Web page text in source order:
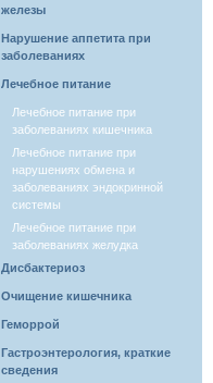
железы
Нарушение аппетита при
заболеваниях
Лечебное питание
Лечебное питание при
заболеваниях кишечника
Лечебное питание при
нарушениях обмена и
заболеваниях эндокринной
системы
Лечебное питание при
заболеваниях желудка
Дисбактериоз
Очищение кишечника
Геморрой
Гастроэнтерология, краткие
сведения